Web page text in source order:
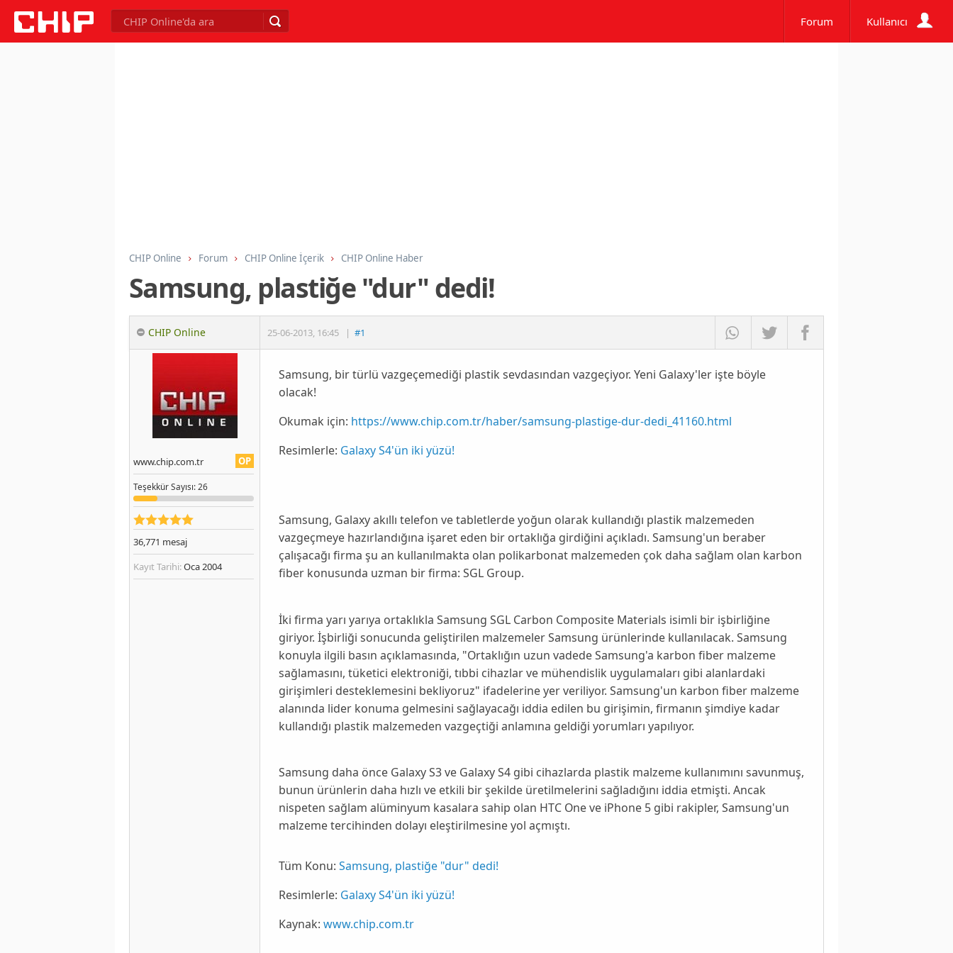
Forum Kullanıcı
CHIP Online Forum CHIP Online İçerik CHIP Online Haber
Samsung, plastiğe "dur" dedi!
CHIP Online 25-06-2013, 16:45 | #1
OP
www.chip.com.tr
TeşekkürSayısı: 26
36,771 mesaj
Kayıt Tarihi:Oca 2004
Samsung, bir türlü vazgeçemediği plastik sevdasından vazgeçiyor. Yeni Galaxy'ler işte böyle
olacak!
Okumak için: https://www.chip.com.tr/haber/samsung-plastige-dur-dedi_41160.html
Resimlerle: Galaxy S4'ün iki yüzü!
Samsung, Galaxyakıllı telefon ve tabletlerde yoğun olarak kullandığı plastik malzemeden
vazgeçmeye hazırlandığına işaret eden bir ortaklığa girdiğini açıkladı. Samsung'un beraber
çalışacağı firma şu an kullanılmakta olan polikarbonat malzemeden çok daha sağlam olan karbon
fiber konusunda uzman bir firma: SGL Group.
İki firma yarı yarıya ortaklıkla Samsung SGL Carbon Composite Materials isimli bir işbirliğine
giriyor. İşbirliği sonucunda geliştirilen malzemeler Samsung ürünlerinde kullanılacak. Samsung
konuyla ilgili basın açıklamasında, "Ortaklığın uzun vadede Samsung'a karbon fiber malzeme
sağlamasını, tüketici elektroniği, tıbbi cihazlar ve mühendislik uygulamaları gibi alanlardaki
girişimleri desteklemesini bekliyoruz" ifadelerine yer veriliyor. Samsung'un karbon fiber malzeme
alanında lider konuma gelmesini sağlayacağı iddia edilen bu girişimin, firmanın şimdiye kadar
kullandığı plastik malzemeden vazgeçtiği anlamına geldiği yorumları yapılıyor.
Samsung daha önce Galaxy S3ve Galaxy S4gibi cihazlarda plastik malzeme kullanımını savunmuş,
bunun ürünlerin daha hızlı ve etkili bir şekilde üretilmelerini sağladığını iddia etmişti. Ancak
nispeten sağlam alüminyum kasalara sahip olan HTC Oneve iPhone 5gibi rakipler, Samsung'un
malzeme tercihinden dolayı eleştirilmesine yol açmıştı.
Tüm Konu: Samsung, plastiğe "dur" dedi!
Resimlerle: Galaxy S4'ün iki yüzü!
Kaynak: www.chip.com.tr